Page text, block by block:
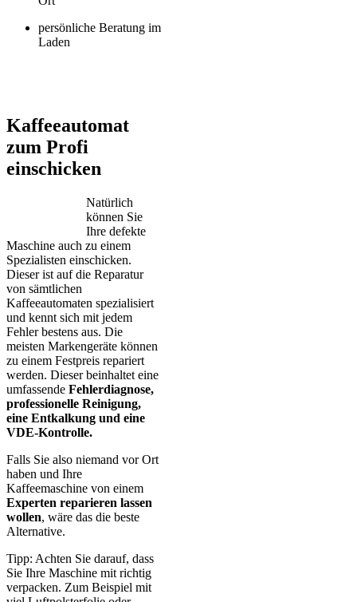
persönliche Beratung im
Laden
Kaffeeautomat
zum Profi
einschicken
Natürlich
können Sie
Ihre defekte
Maschine auch zu einem
Spezialisten einschicken.
Dieser ist auf die Reparatur
von sämtlichen
Kaffeeautomaten spezialisiert
und kennt sich mit jedem
Fehler bestens aus. Die
meisten Markengeräte können
zu einem Festpreis repariert
werden. Dieser beinhaltet eine
umfassende Fehlerdiagnose,
professionelle Reinigung,
eine Entkalkung und eine
VDE-Kontrolle.
Falls Sie also niemand vor Ort
haben und Ihre
Kaffeemaschine von einem
Experten reparieren lassen
wollen, wäre das die beste
Alternative.
Tipp: Achten Sie darauf, dass
Sie Ihre Maschine mit richtig
verpacken. Zum Beispiel mit